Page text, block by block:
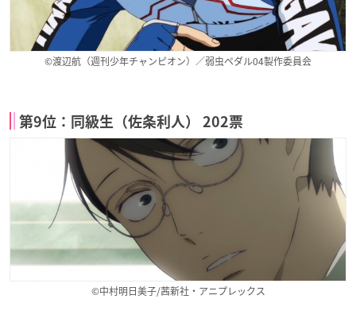
©渡辺航（週刊少年チャンピオン）／弱虫ペダル04製作委員会
第9位：同級生（佐条利人） 202票
©中村明日美子/茜新社・アニプレックス